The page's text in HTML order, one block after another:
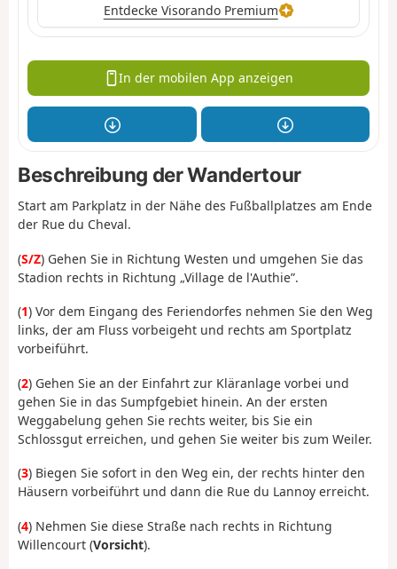
Entdecke Visorando Premium
In der mobilen App anzeigen
Beschreibung der Wandertour
Start am Parkplatz in der Nähe des Fußballplatzes am Ende
der Rue du Cheval.
(S/Z) Gehen Sie in Richtung Westen und umgehen Sie das
Stadion rechts in Richtung „Village de l'Authie”.
(1) Vor dem Eingang des Feriendorfes nehmen Sie den Weg
links, der am Fluss vorbeigeht und rechts am Sportplatz
vorbeiführt.
(2) Gehen Sie an der Einfahrt zur Kläranlage vorbei und
gehen Sie in das Sumpfgebiet hinein. An der ersten
Weggabelung gehen Sie rechts weiter, bis Sie ein
Schlossgut erreichen, und gehen Sie weiter bis zum Weiler.
(3) Biegen Sie sofort in den Weg ein, der rechts hinter den
Häusern vorbeiführt und dann die Rue du Lannoy erreicht.
(4) Nehmen Sie diese Straße nach rechts in Richtung
Willencourt (Vorsicht).